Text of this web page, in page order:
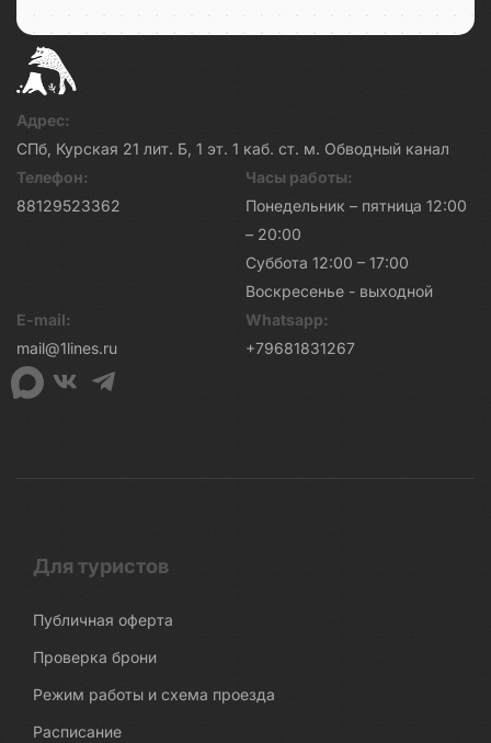
Адрес:
СПб, Курская 21 лит. Б, 1 эт. 1 каб. ст. м. Обводный канал
Телефон:
88129523362
Часы работы:
Понедельник – пятница 12:00
– 20:00
Суббота 12:00 – 17:00
Воскресенье - выходной
E-mail:
mail@1lines.ru
Whatsapp:
+79681831267
Для туристов
Публичная оферта
Проверка брони
Режим работы и схема проезда
Расписание